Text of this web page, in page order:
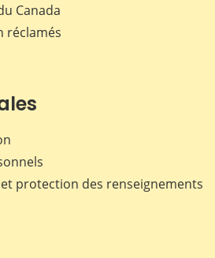
Canada
réclamés
protection des renseignements